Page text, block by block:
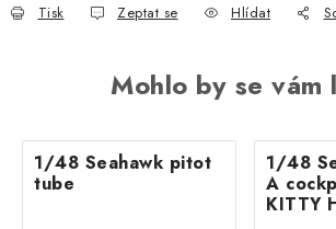
Tisk Zeptat se Hlídat
Mohlo by se vám
1/48 Seahawk pitot
tube
1/48
A
KITTY